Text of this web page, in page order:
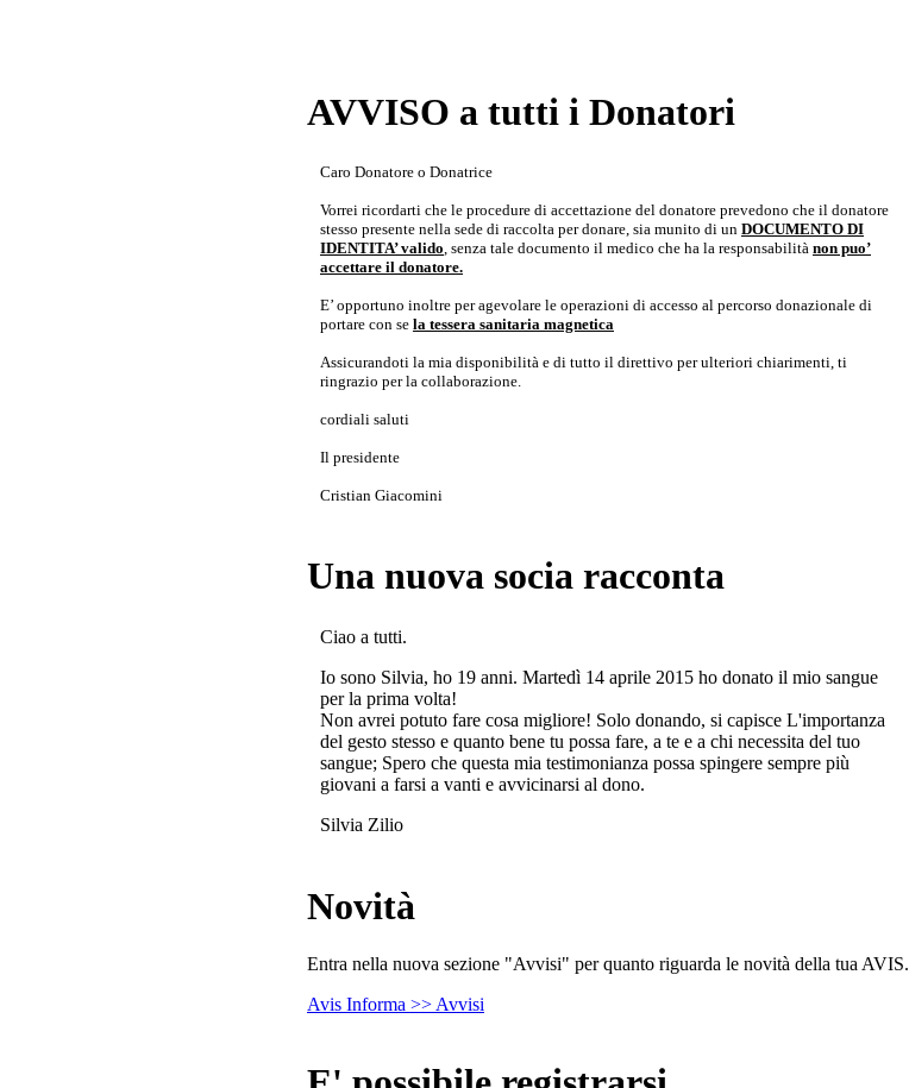
AVVISO a tutti i Donatori
Caro Donatore o Donatrice
Vorrei ricordarti che le procedure di accettazione del donatore prevedono che il donatore
stesso presente nella sede di raccolta per donare, sia munito di un DOCUMENTO DI
IDENTITA’ valido, senza tale documento il medico che ha la responsabilità non puo’
accettare il donatore.
E’ opportuno inoltre per agevolare le operazioni di accesso al percorso donazionale di
portare con se la tessera sanitaria magnetica
Assicurandoti la mia disponibilità e di tutto il direttivo per ulteriori chiarimenti, ti
ringrazio per la collaborazione.
cordiali saluti
Il presidente
Cristian Giacomini
Una nuova socia racconta
Ciao a tutti.
Io sono Silvia, ho 19 anni. Martedì 14 aprile 2015 ho donato il mio sangue
per la prima volta!
Non avrei potuto fare cosa migliore! Solo donando, si capisce L'importanza
del gesto stesso e quanto bene tu possa fare, a te e a chi necessita del tuo
sangue; Spero che questa mia testimonianza possa spingere sempre più
giovani a farsi a vanti e avvicinarsi al dono.
Silvia Zilio
Novità
Entra nella nuova sezione "Avvisi" per quanto riguarda le novità della tua AVIS.
Avis Informa >> Avvisi